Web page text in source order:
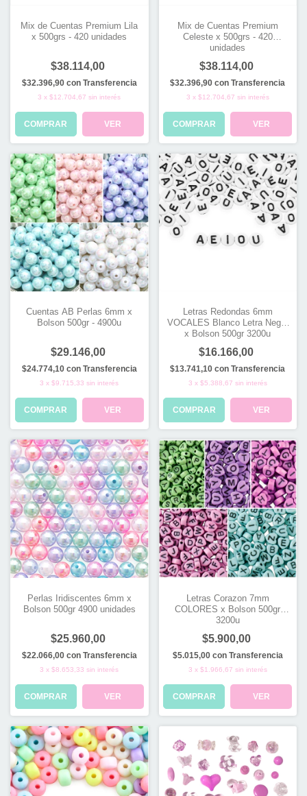
Mix de Cuentas Premium Lila
x 500grs - 420 unidades
$38.114,00
$32.396,90 con Transferencia
3 x$12.704,67 sin interés
COMPRAR VER
Mix de Cuentas Premium
Celeste x 500grs - 420
unidades
$38.114,00
$32.396,90con Transferencia
3 x $12.704,67 sin interés
COMPRAR VER
Cuentas AB Perlas 6mm x
Bolson 500gr - 4900u
$29.146,00
$24.774,10 con Transferencia
3 x$9.715,33 sin interés
COMPRAR VER
Letras Redondas 6mm
VOCALES Blanco Letra Negra
x Bolson 500gr 3200u
$16.166,00
$13.741,10con Transferencia
3 x $5.388,67 sin interés
COMPRAR VER
Perlas Iridiscentes 6mm x
Bolson 500gr 4900 unidades
$25.960,00
$22.066,00 con Transferencia
3 x$8.653,33 sin interés
COMPRAR VER
Letras Corazon 7mm
COLORES x Bolson 500gr
3200u
$5.900,00
$5.015,00 con Transferencia
3 x $1.966,67 sin interés
COMPRAR VER